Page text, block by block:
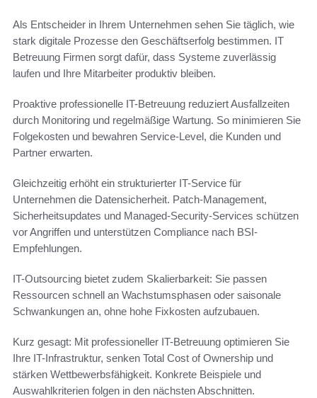
Als Entscheider in Ihrem Unternehmen sehen Sie täglich, wie
stark digitale Prozesse den Geschäftserfolg bestimmen. IT
Betreuung Firmen sorgt dafür, dass Systeme zuverlässig
laufen und Ihre Mitarbeiter produktiv bleiben.
Proaktive professionelle IT-Betreuung reduziert Ausfallzeiten
durch Monitoring und regelmäßige Wartung. So minimieren Sie
Folgekosten und bewahren Service-Level, die Kunden und
Partner erwarten.
Gleichzeitig erhöht ein strukturierter IT-Service für
Unternehmen die Datensicherheit. Patch-Management,
Sicherheitsupdates und Managed-Security-Services schützen
vor Angriffen und unterstützen Compliance nach BSI-
Empfehlungen.
IT-Outsourcing bietet zudem Skalierbarkeit: Sie passen
Ressourcen schnell an Wachstumsphasen oder saisonale
Schwankungen an, ohne hohe Fixkosten aufzubauen.
Kurz gesagt: Mit professioneller IT-Betreuung optimieren Sie
Ihre IT-Infrastruktur, senken Total Cost of Ownership und
stärken Wettbewerbsfähigkeit. Konkrete Beispiele und
Auswahlkriterien folgen in den nächsten Abschnitten.